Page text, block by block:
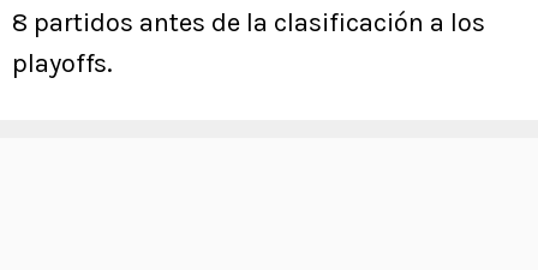
8 partidos antes de la clasificación a los
playoffs.